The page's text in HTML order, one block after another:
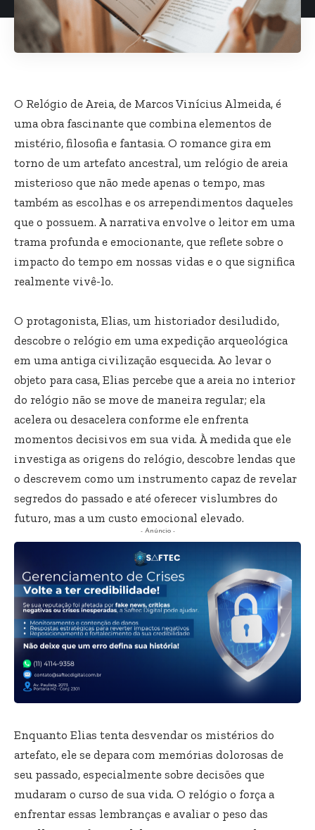
O Relógio de Areia, de Marcos Vinícius Almeida, é
uma obra fascinante que combina elementos de
mistério, filosofia e fantasia. O romance gira em
torno de um artefato ancestral, um relógio de areia
misterioso que não mede apenas o tempo, mas
também as escolhas e os arrependimentos daqueles
que o possuem. A narrativa envolve o leitor em uma
trama profunda e emocionante, que reflete sobre o
impacto do tempo em nossas vidas e o que significa
realmente vivê-lo.
O protagonista, Elias, um historiador desiludido,
descobre o relógio em uma expedição arqueológica
em uma antiga civilização esquecida. Ao levar o
objeto para casa, Elias percebe que a areia no interior
do relógio não se move de maneira regular; ela
acelera ou desacelera conforme ele enfrenta
momentos decisivos em sua vida. À medida que ele
investiga as origens do relógio, descobre lendas que
o descrevem como um instrumento capaz de revelar
segredos do passado e até oferecer vislumbres do
futuro, mas a um custo emocional elevado.
- Anúncio -
Enquanto Elias tenta desvendar os mistérios do
artefato, ele se depara com memórias dolorosas de
seu passado, especialmente sobre decisões que
mudaram o curso de sua vida. O relógio o força a
enfrentar essas lembranças e avaliar o peso das